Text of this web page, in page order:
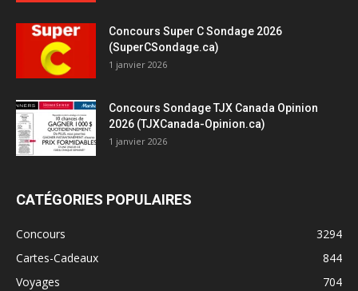
Concours Super C Sondage 2026
(SuperCSondage.ca)
1 janvier 2026
Concours Sondage TJX Canada Opinion
2026 (TJXCanada-Opinion.ca)
1 janvier 2026
CATÉGORIES POPULAIRES
Concours
3294
Cartes-Cadeaux
844
Voyages
704